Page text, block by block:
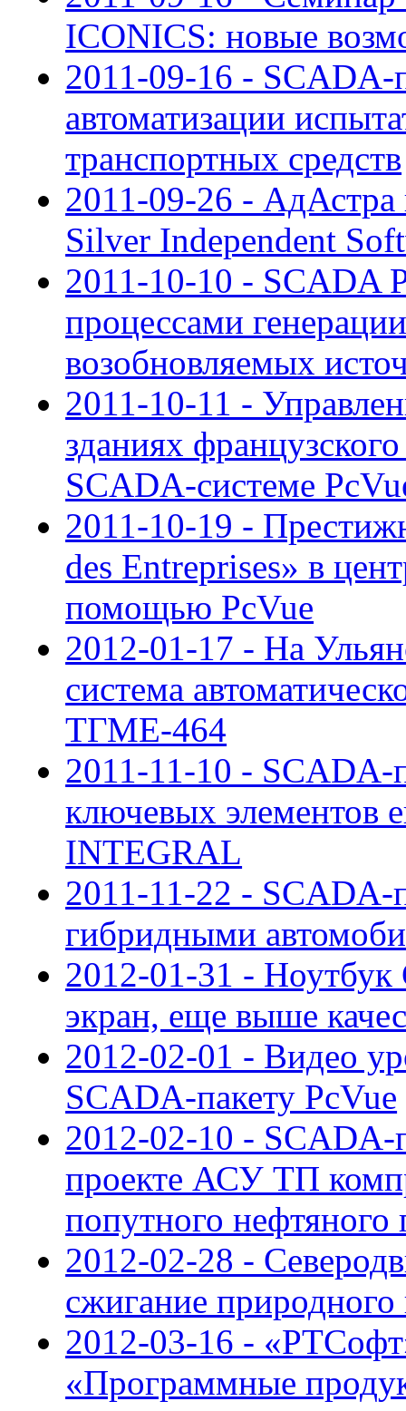
ICONICS: новые
2011-09-16 - SCADA-
автоматизации
транспортных средств
2011-09-26 - АдАстра
Silver Independent
2011-10-10 - SCADA
процессами
возобновляемых
2011-10-11 -
зданиях
SCADA-системе
2011-10-19 -
des Entreprises» в
помощью PcVue
2012-01-17 - На
система
ТГМЕ-464
2011-11-10 - SCADA-
ключевых элементов
INTEGRAL
2011-11-22 - SCADA-
гибридными
2012-01-31 -
экран, еще выше
2012-02-01 - Видео
SCADA-пакету PcVue
2012-02-10 - SCADA-
проекте АСУ ТП
попутного нефтяного
2012-02-28 -
сжигание природного
2012-03-16 -
«Программные